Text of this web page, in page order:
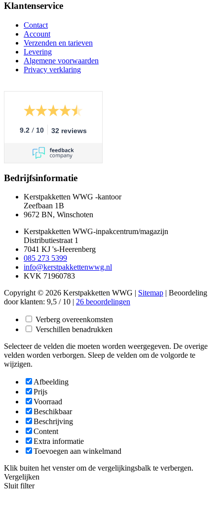
Klantenservice
Contact
Account
Verzenden en tarieven
Levering
Algemene voorwaarden
Privacy verklaring
9.2 / 10 32 reviews
Bedrijfsinformatie
Kerstpakketten WWG -kantoor
Zeefbaan 1B
9672 BN, Winschoten
Kerstpakketten WWG-inpakcentrum/magazijn
Distributiestraat 1
7041 KJ 's-Heerenberg
085 273 5399
info@kerstpakkettenwwg.nl
KVK 71960783
Copyright © 2026 Kerstpakketten WWG | Sitemap | Beoordeling
door klanten: 9,5 / 10 | 26 beoordelingen
Verberg overeenkomsten
Verschillen benadrukken
Selecteer de velden die moeten worden weergegeven. De overige
velden worden verborgen. Sleep de velden om de volgorde te
wijzigen.
Afbeelding
Prijs
Voorraad
Beschikbaar
Beschrijving
Content
Extra informatie
Toevoegen aan winkelmand
Klik buiten het venster om de vergelijkingsbalk te verbergen.
Vergelijken
Sluit filter